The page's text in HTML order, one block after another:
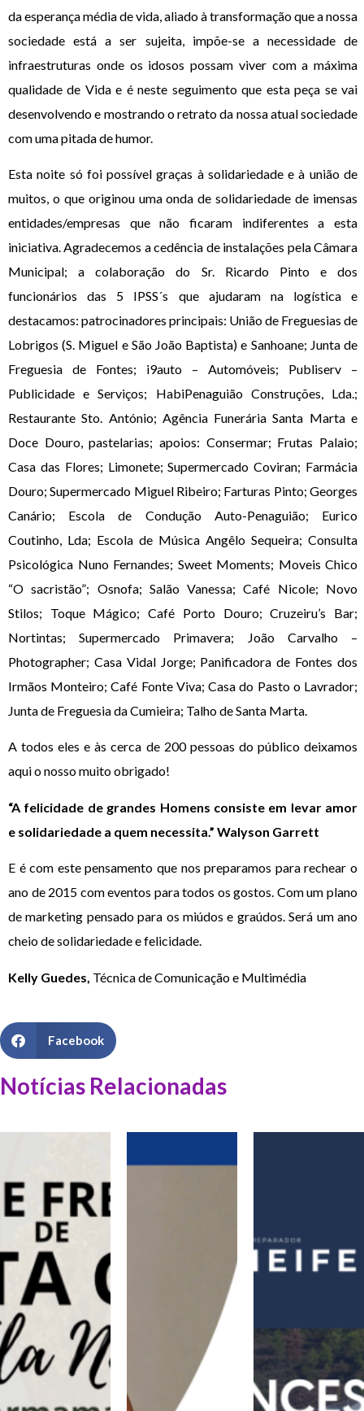
da esperança média de vida, aliado à transformação que a nossa
sociedade está a ser sujeita, impõe-se a necessidade de
infraestruturas onde os idosos possam viver com a máxima
qualidade de Vida e é neste seguimento que esta peça se vai
desenvolvendo e mostrando o retrato da nossa atual sociedade
com uma pitada de humor.
Esta noite só foi possível graças à solidariedade e à união de
muitos, o que originou uma onda de solidariedade de imensas
entidades/empresas que não ficaram indiferentes a esta
iniciativa. Agradecemos a cedência de instalações pela Câmara
Municipal; a colaboração do Sr. Ricardo Pinto e dos
funcionários das 5 IPSS´s que ajudaram na logística e
destacamos: patrocinadores principais: União de Freguesias de
Lobrigos (S. Miguel e São João Baptista) e Sanhoane; Junta de
Freguesia de Fontes; i9auto – Automóveis; Publiserv –
Publicidade e Serviços; HabiPenaguião Construções, Lda.;
Restaurante Sto. António; Agência Funerária Santa Marta e
Doce Douro, pastelarias; apoios: Consermar; Frutas Palaio;
Casa das Flores; Limonete; Supermercado Coviran; Farmácia
Douro; Supermercado Miguel Ribeiro; Farturas Pinto; Georges
Canário; Escola de Condução Auto-Penaguião; Eurico
Coutinho, Lda; Escola de Música Angêlo Sequeira; Consulta
Psicológica Nuno Fernandes; Sweet Moments; Moveis Chico
“O sacristão”; Osnofa; Salão Vanessa; Café Nicole; Novo
Stilos; Toque Mágico; Café Porto Douro; Cruzeiru’s Bar;
Nortintas; Supermercado Primavera; João Carvalho –
Photographer; Casa Vidal Jorge; Panificadora de Fontes dos
Irmãos Monteiro; Café Fonte Viva; Casa do Pasto o Lavrador;
Junta de Freguesia da Cumieira; Talho de Santa Marta.
A todos eles e às cerca de 200 pessoas do público deixamos
aqui o nosso muito obrigado!
“A felicidade de grandes Homens consiste em levar amor
e solidariedade a quem necessita.” Walyson Garrett
E é com este pensamento que nos preparamos para rechear o
ano de 2015 com eventos para todos os gostos. Com um plano
de marketing pensado para os miúdos e graúdos. Será um ano
cheio de solidariedade e felicidade.
Kelly Guedes, Técnica de Comunicação e Multimédia
Facebook
Notícias Relacionadas